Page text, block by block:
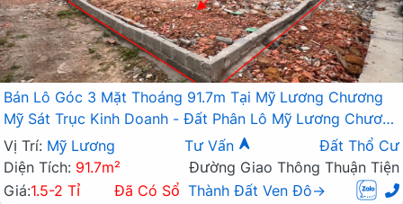
Bán Lô Góc 3 Mặt Thoáng 91.7m Tại Mỹ Lương Chương
Mỹ Sát Trục Kinh Doanh - Đất Phân Lô Mỹ Lương Chương
Mỹ
Vị Trí: Mỹ Lương Tư Vấn
Đất Thổ Cư
Diện Tích: 91.7m²
Đường Giao Thông Thuận Tiện
Giá:1.5-2 Tỉ Đã Có Sổ Thành Đất Ven Đô→